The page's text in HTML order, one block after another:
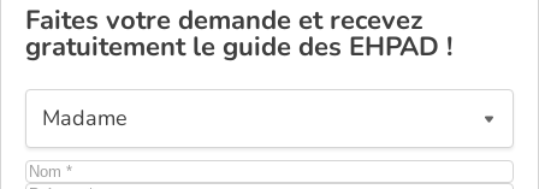
Faites votre demande et recevez
gratuitement le guide des EHPAD !